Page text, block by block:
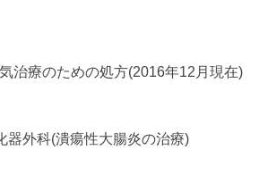
治療のための処方(2016年12月現在)
器外科(潰瘍性大腸炎の治療)